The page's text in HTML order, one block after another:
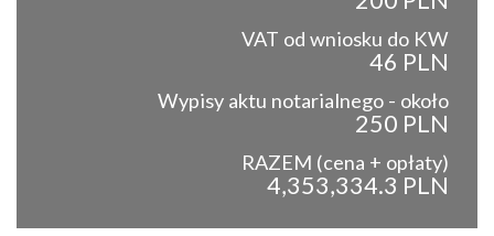
VAT od wniosku do KW
46 PLN
Wypisy aktu notarialnego - około
250 PLN
RAZEM (cena + opłaty)
4,353,334.3 PLN